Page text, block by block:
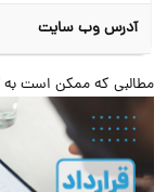
آدرس وب سایت
که ممکن است به آن